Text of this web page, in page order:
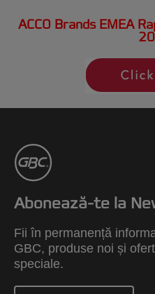
ACCO Brands EMEA
Abonează-te la
Fii în permanență
GBC, produse noi și
speciale.